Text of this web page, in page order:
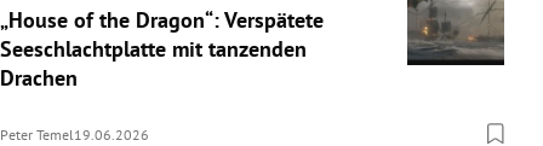
„House of the Dragon“: Verspätete
Seeschlachtplatte mit tanzenden
Drachen
Peter Temel 19.06.2026